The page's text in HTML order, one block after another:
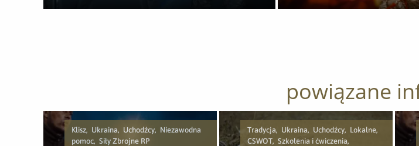
Pobierz załącznik
Pobierz załącznik
powiązane
Klisz, Ukraina, Uchodźcy, Niezawodna
pomoc, Siły Zbrojne RP
Tradycja, Ukraina, Uchodźcy, Lokalne,
CSWOT, Szkolenia i ćwiczenia,